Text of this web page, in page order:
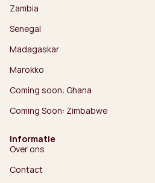
Zambia
Senegal
Madagaskar
Marokko
Coming soon: Ghana
Coming Soon: Zimbabwe
Informatie
Over ons
Contact